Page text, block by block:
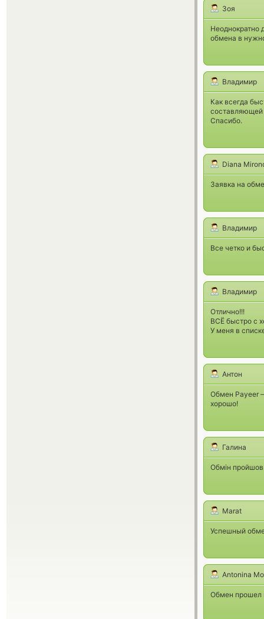
Зоя
Неоднократно
обмена в
Владимир
Как всегда
Спасибо.
Diana
Заявка на
Владимир
Все четко и
Владимир
Отлично!!!
ВСЁ быстро с
У меня в
Антон
Обмен Payeer
хорошо!
Галина
Обмін
Marat
Успешный
Antonina
Обмен прошел